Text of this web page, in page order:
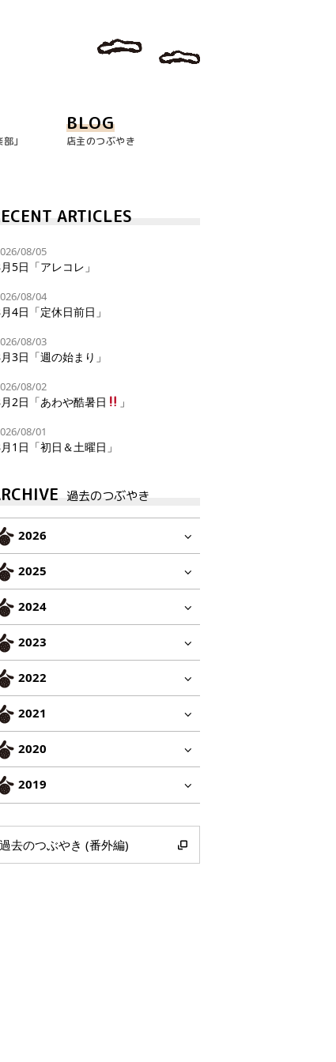
部｣
BLOG
店主のつぶやき
ARTICLES
08/05
5日「アレコレ」
08/04
4日「定休日前日」
08/03
3日「週の始まり」
08/02
2日「あわや酷暑日 」
08/01
1日「初日＆土曜日」
過去のつぶやき
2026
2025
2024
2023
2022
2021
2020
2019
過去のつぶやき (番外編)